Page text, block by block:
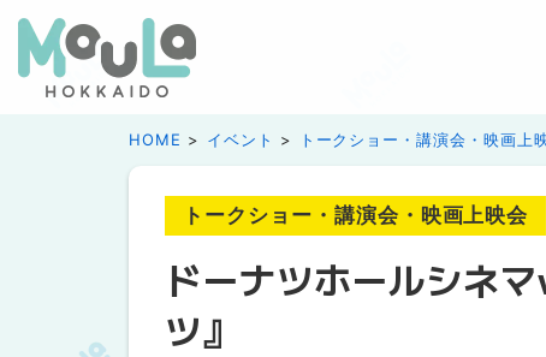
HOME イベント トークショー・講演会・映画上
トークショー・講演会・映画上映会
ドーナツホールシネ
ツ』